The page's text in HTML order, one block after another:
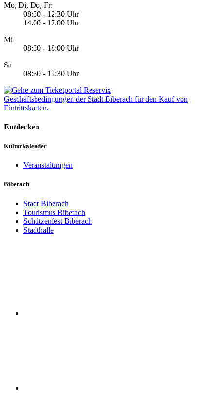
Mo, Di, Do, Fr:
08:30 - 12:30 Uhr
14:00 - 17:00 Uhr
Mi
08:30 - 18:00 Uhr
Sa
08:30 - 12:30 Uhr
Geschäftsbedingungen der Stadt Biberach für den Kauf von
Eintrittskarten.
Entdecken
Kulturkalender
Veranstaltungen
Biberach
Stadt Biberach
Tourismus Biberach
Schützenfest Biberach
Stadthalle